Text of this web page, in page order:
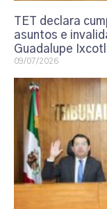
TET declara
asuntos e
Guadalupe
09/07/2026